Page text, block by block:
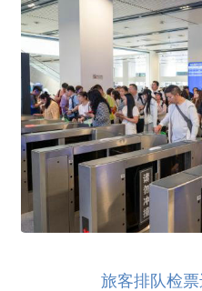
旅客排队检